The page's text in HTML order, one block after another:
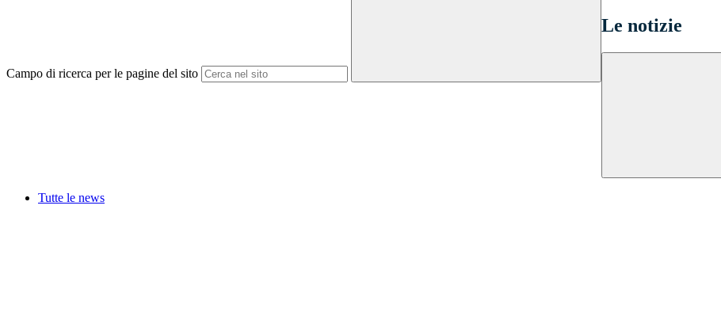
Campo di ricerca per le pagine del sito
Le notizie
Tutte le news